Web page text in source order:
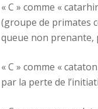
« C » comme «
(groupe de primates
queue non prenante,
« C » comme «
par la perte de